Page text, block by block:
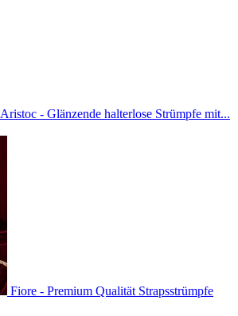
Aristoc - Glänzende halterlose Strümpfe mit...
Fiore - Premium Qualität Strapsstrümpfe